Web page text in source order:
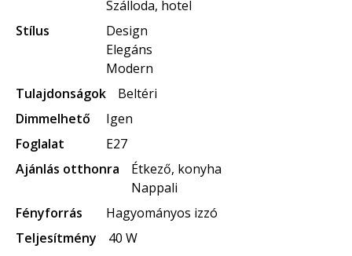
Szálloda, hotel
Stílus
Design
Elegáns
Modern
Tulajdonságok
Beltéri
Dimmelhető
Igen
Foglalat
E27
Ajánlás otthonra
Étkező, konyha
Nappali
Fényforrás
Hagyományos izzó
Teljesítmény
40 W